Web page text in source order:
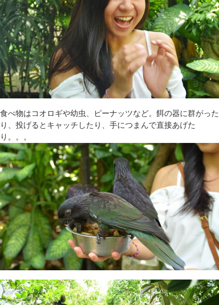
食べ物はコオロギや幼虫、ピーナッツなど。餌の器に群がった
り、投げるとキャッチしたり、手につまんで直接あげた
り。。。